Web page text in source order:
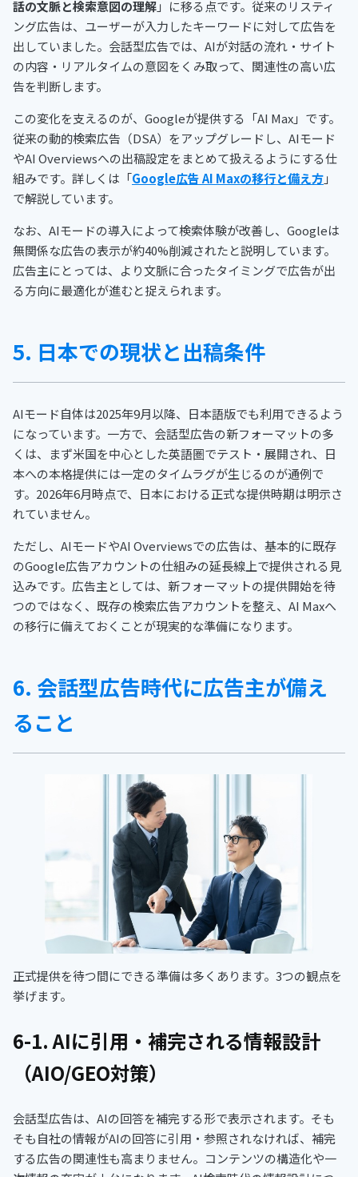
話の文脈と検索意図の理解」に移る点です。従来のリスティ
ング広告は、ユーザーが入力したキーワードに対して広告を
出していました。会話型広告では、AIが対話の流れ・サイト
の内容・リアルタイムの意図をくみ取って、関連性の高い広
告を判断します。
この変化を支えるのが、Googleが提供する「AI Max」です。
従来の動的検索広告（DSA）をアップグレードし、AIモード
やAI Overviewsへの出稿設定をまとめて扱えるようにする仕
組みです。詳しくは「Google広告 AI Maxの移行と備え方」
で解説しています。
なお、AIモードの導入によって検索体験が改善し、Googleは
無関係な広告の表示が約40%削減されたと説明しています。
広告主にとっては、より文脈に合ったタイミングで広告が出
る方向に最適化が進むと捉えられます。
5. 日本での現状と出稿条件
AIモード自体は2025年9月以降、日本語版でも利用できるよう
になっています。一方で、会話型広告の新フォーマットの多
くは、まず米国を中心とした英語圏でテスト・展開され、日
本への本格提供には一定のタイムラグが生じるのが通例で
す。2026年6月時点で、日本における正式な提供時期は明示さ
れていません。
ただし、AIモードやAI Overviewsでの広告は、基本的に既存
のGoogle広告アカウントの仕組みの延長線上で提供される見
込みです。広告主としては、新フォーマットの提供開始を待
つのではなく、既存の検索広告アカウントを整え、AI Maxへ
の移行に備えておくことが現実的な準備になります。
6. 会話型広告時代に広告主が備え
ること
正式提供を待つ間にできる準備は多くあります。3つの観点を
挙げます。
6-1. AIに引用・補完される情報設計
（AIO/GEO対策）
会話型広告は、AIの回答を補完する形で表示されます。そも
そも自社の情報がAIの回答に引用・参照されなければ、補完
する広告の関連性も高まりません。コンテンツの構造化や一